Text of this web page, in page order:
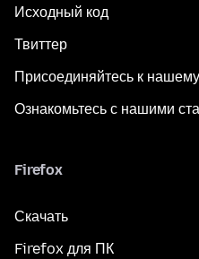
Исходный код
Твиттер
Присоединяйтесь к
Ознакомьтесь с нашими
Firefox
Скачать
Firefox для ПК